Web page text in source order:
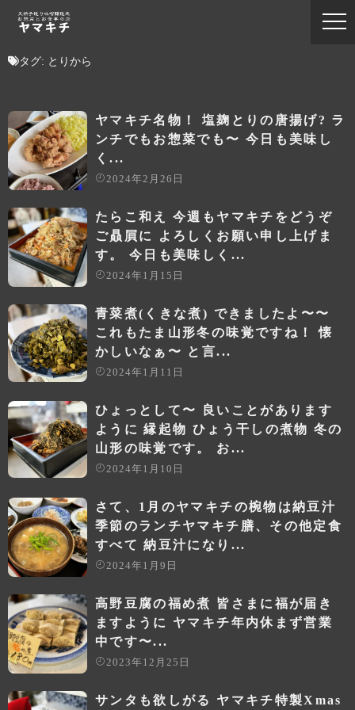
タグ: とりから
ヤマキチ名物！ 塩麹とりの唐揚げ? ラ
ンチでもお惣菜でも〜 今日も美味し
く...
2024年2月26日
たらこ和え 今週もヤマキチをどうぞ
ご贔屓に よろしくお願い申し上げま
す。 今日も美味しく...
2024年1月15日
青菜煮(くきな煮) できましたよ〜〜️
これもたま山形冬の味覚ですね！ 懐
かしいなぁ〜 と言...
2024年1月11日
ひょっとして〜 良いことがあります
ように 縁起物 ひょう干しの煮物 冬の
山形の味覚です。 お...
2024年1月10日
さて、1月のヤマキチの椀物は納豆汁️
季節のランチヤマキチ膳、その他定食
すべて 納豆汁になり...
2024年1月9日
高野豆腐の福め煮 皆さまに福が届き
ますように ヤマキチ年内休まず営業
中です〜...
2023年12月25日
サンタも欲しがる ヤマキチ特製Xmas